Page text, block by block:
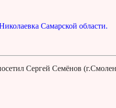
Самарской области.
Сергей Семёнов